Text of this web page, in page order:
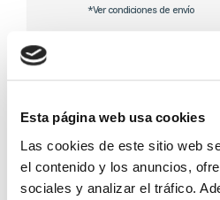
Esta página web usa cookies
Las cookies de este sitio web
el contenido y los anuncios,
sociales y analizar el tráfico.
*Ver condiciones de envío
(SIN IVA).